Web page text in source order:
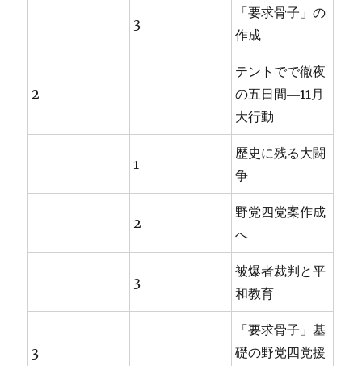
3
「要求骨子」の
作成
2
テントでで徹夜
の五日間―11月
大行動
1
歴史に残る大闘
争
2
野党四党案作成
へ
3
被爆者裁判と平
和教育
3
「要求骨子」基
礎の野党四党援